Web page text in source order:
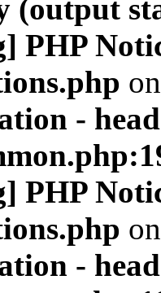
(output
PHP
-
PHP
-